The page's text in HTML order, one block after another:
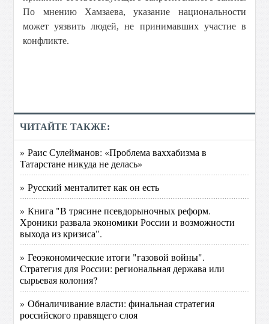
По мнению Хамзаева, указание национальности
может уязвить людей, не принимавших участие в
конфликте.
ЧИТАЙТЕ ТАКЖЕ:
» Раис Сулейманов: «Проблема ваххабизма в
Татарстане никуда не делась»
» Русский менталитет как он есть
» Книга "В трясине псевдорыночных реформ.
Хроники развала экономики России и возможности
выхода из кризиса".
» Геоэкономические итоги "газовой войны".
Стратегия для России: региональная держава или
сырьевая колония?
» Обналичивание власти: финальная стратегия
российского правящего слоя